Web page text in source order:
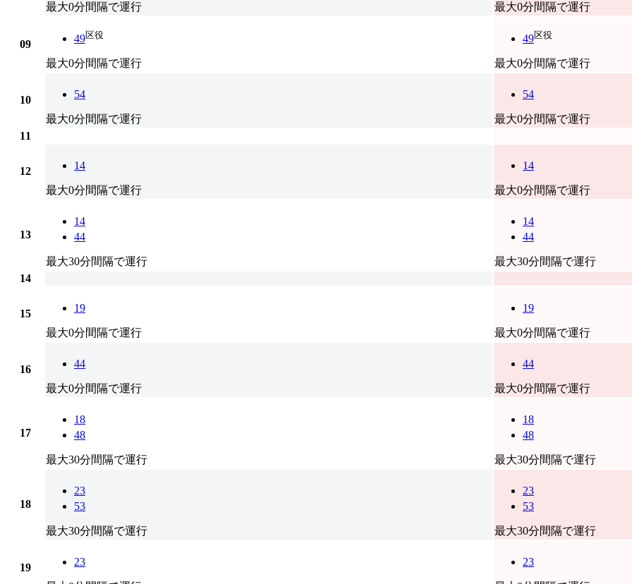
最大0分間隔で運行 最大0分間隔で運行
09 49区役
最大0分間隔で運行
49区役
最大0分間隔で運行
10 54
最大0分間隔で運行
54
最大0分間隔で運行
11
12 14
最大0分間隔で運行
14
最大0分間隔で運行
13
14
44
最大30分間隔で運行
14
44
最大30分間隔で運行
14
15 19
最大0分間隔で運行
19
最大0分間隔で運行
16 44
最大0分間隔で運行
44
最大0分間隔で運行
17
18
48
最大30分間隔で運行
18
48
最大30分間隔で運行
18
23
53
最大30分間隔で運行
23
53
最大30分間隔で運行
19 23 23